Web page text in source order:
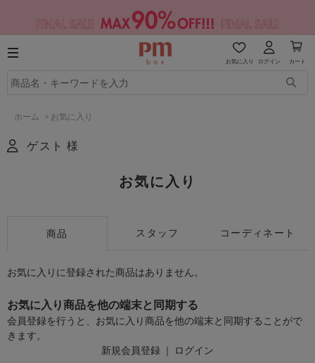
お気に入り ログイン カート
ホーム > お気に入り
ゲスト 様
お気に入り
商品 スタッフ コーディネート
お気に入りに登録された商品はありません。
お気に入り商品を他の端末と同期する
会員登録を行うと、お気に入り商品を他の端末と同期することがで
きます。
新規会員登録 ｜ ログイン